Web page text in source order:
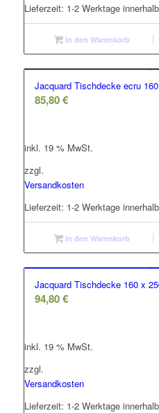
Lieferzeit: 1-2 Werktage
In den Warenkorb
Jacquard Tischdecke ecru
85,80€
inkl. 19 % MwSt.
zzgl.
Versandkosten
Lieferzeit: 1-2 Werktage
In den Warenkorb
Jacquard Tischdecke 160 x
94,80€
inkl. 19 % MwSt.
zzgl.
Versandkosten
Lieferzeit: 1-2 Werktage